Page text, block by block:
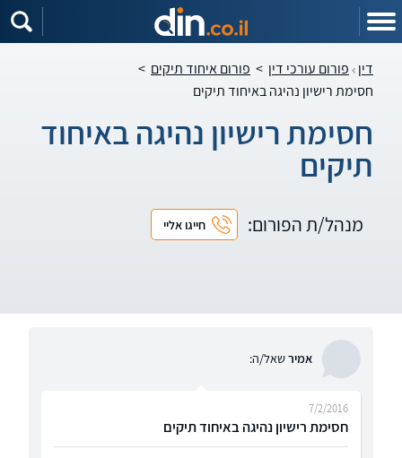
דין פורום עורכי דין > פורום איחוד תיקים >
חסימת רישיון נהיגה באיחוד תיקים
חסימת רישיון נהיגה באיחוד
תיקים
מנהל/ת הפורום: חייגו אליי
אמירשאל/ה:
חסימת רישיון נהיגה באיחוד תיקים
7/2/2016